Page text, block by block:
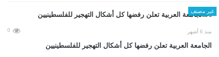
غير مصنف
منذ 6 أشهر 0
الجامعة العربية تعلن رفضها كل أشكال التهجير للفلسطينيين